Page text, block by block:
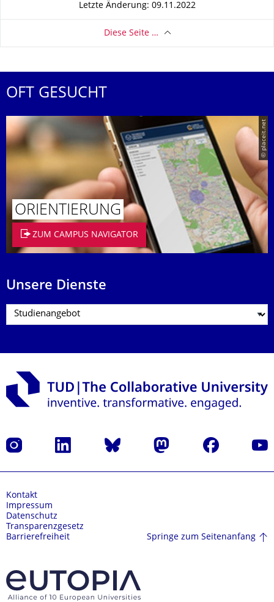
Letzte Änderung: 09.11.2022
Diese Seite …
OFT GESUCHT
© placeit.net
ORIENTIERUNG
ZUM CAMPUS NAVIGATOR
Unsere Dienste
Instagram LinkedIn Bluesky Mastodon Facebook
Kontakt
Impressum
Datenschutz
Transparenzgesetz
Barrierefreiheit
Springe zum Seitenanfang